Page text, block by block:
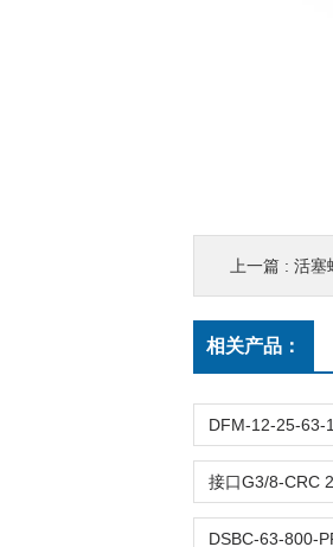
上一篇 : 活塞螺
相关产品：